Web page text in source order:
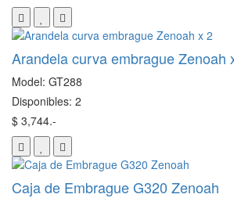
Arandela curva embrague Zenoah
Model: GT288
Disponibles: 2
$ 3,744.-
Caja de Embrague G320 Zenoah